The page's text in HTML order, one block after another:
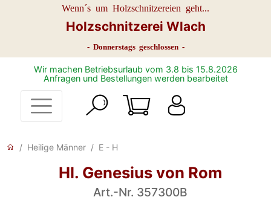
Wenn´s um Holzschnitzereien geht...
Holzschnitzerei Wlach
- Donnerstags geschlossen -
Wir machen Betriebsurlaub vom 3.8 bis 15.8.2026
Anfragen und Bestellungen werden bearbeitet
Heilige Männer E - H
Hl. Genesius von Rom
Art.-Nr. 357300B